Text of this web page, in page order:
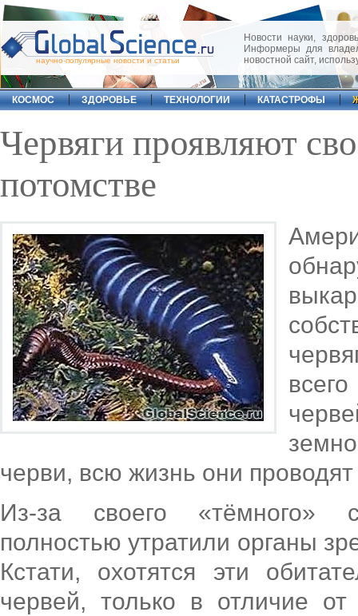
научно-популярные новости и статьи
Новости науки,
Информеры для
новостной сайт,
КОСМОС ЗДОРОВЬЕ ТЕХНОЛОГИИ КАТАСТРОФЫ
Червяги проявляют
потомстве
черви, всю жизнь они
Из-за своего «тёмного»
полностью утратили органы
Кстати, охотятся эти
червей, только в отличие